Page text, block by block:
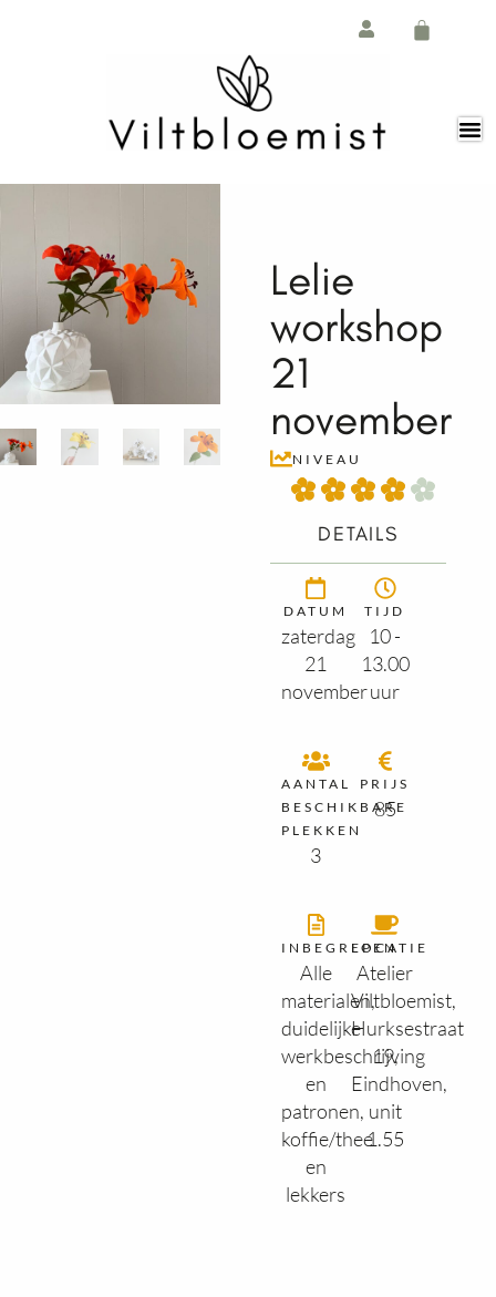
Lelie
workshop
21
november
NIVEAU
DETAILS
DATUM
zaterdag
21
november
TIJD
10 -
13.00
uur
AANTAL
BESCHIKBARE
PLEKKEN
3
PRIJS
85
INBEGREPEN
Alle
materialen,
duidelijke
werkbeschrijving
en
patronen,
koffie/thee
en
lekkers
LOCATIE
Atelier
Viltbloemist,
Hurksestraat
19,
Eindhoven,
unit
1.55